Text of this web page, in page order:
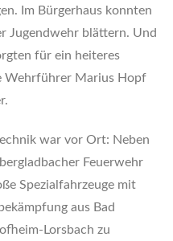
Im Bürgerhaus konnten
Jugendwehr blättern. Und
für ein heiteres
Wehrführer Marius Hopf
war vor Ort: Neben
Feuerwehr
Spezialfahrzeuge mit
aus Bad
Lorsbach zu